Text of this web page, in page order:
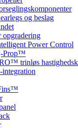
og beslag
opgradering
Power Control
Prop™
trinløs
integration